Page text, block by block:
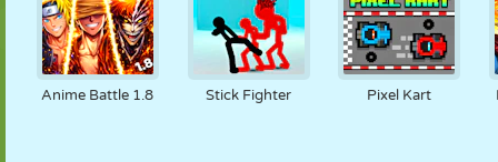
Anime Battle 1.8 Stick Fighter Pixel Kart